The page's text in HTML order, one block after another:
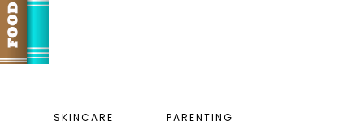
SKINCARE PARENTING